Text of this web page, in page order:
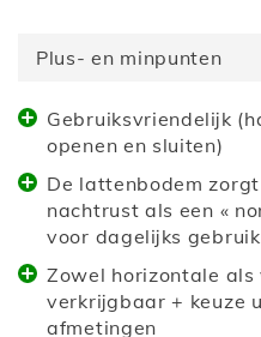
Plus- en minpunten
Gebruiksvriendelijk
openen en sluiten)
De lattenbodem
nachtrust als een «
voor dagelijks gebruik
Zowel horizontale
verkrijgbaar + keuze
afmetingen